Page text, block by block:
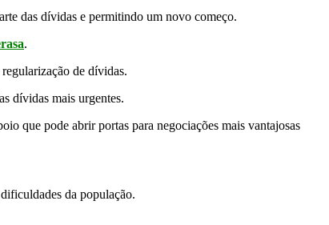
das dívidas e permitindo um novo começo.
.
de dívidas.
dívidas mais urgentes.
que pode abrir portas para negociações mais vantajosas
da população.